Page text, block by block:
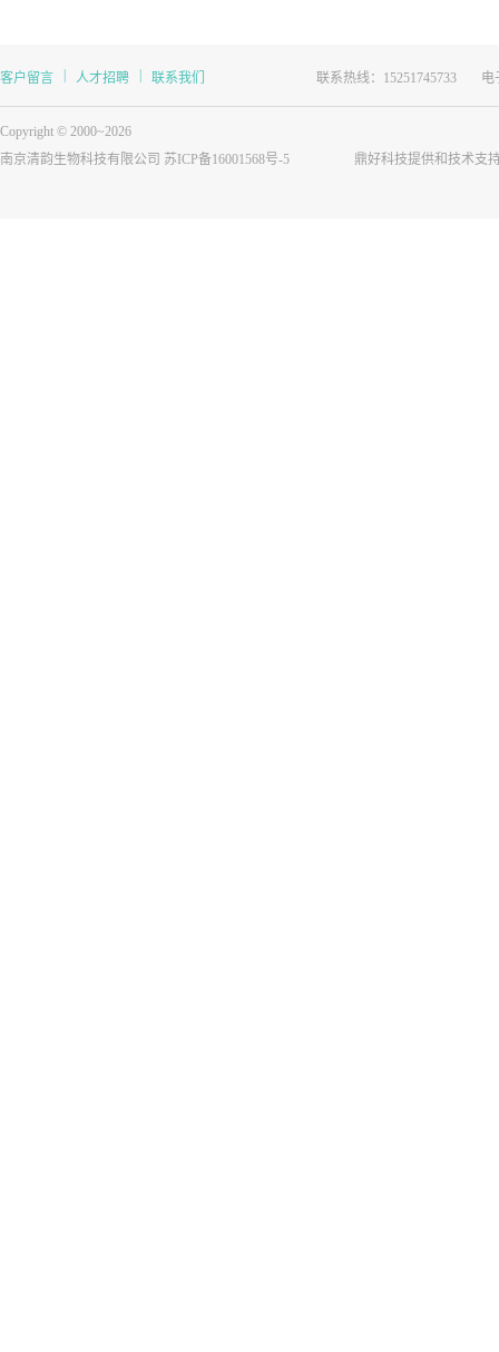
客户留言 人才招聘 联系我们 联系热线：15251745733 电
Copyright © 2000~2026
南京清韵生物科技有限公司 苏ICP备16001568号-5 鼎好科技提供和技术支